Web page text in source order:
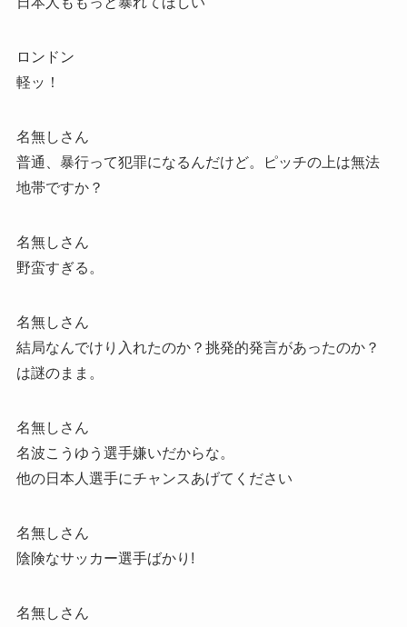
ロンドン
軽ッ！
名無しさん
普通、暴行って犯罪になるんだけど。ピッチの上は無法
地帯ですか？
名無しさん
野蛮すぎる。
名無しさん
結局なんでけり入れたのか？挑発的発言があったのか？
は謎のまま。
名無しさん
名波こうゆう選手嫌いだからな。
他の日本人選手にチャンスあげてください
名無しさん
陰険なサッカー選手ばかり!
名無しさん